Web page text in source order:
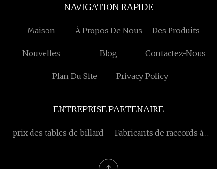
NAVIGATION RAPIDE
Maison À Propos De Nous Des Produits
Nouvelles Blog Contactez-Nous
Plan Du Site Privacy Policy
ENTREPRISE PARTENAIRE
prix des tables de billard
Fabricants de raccords à